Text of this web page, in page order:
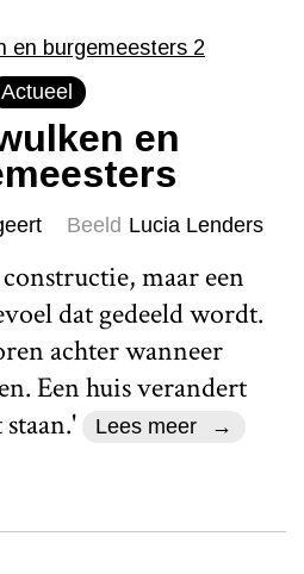
Actueel
en
Beeld Lucia Lenders
maar een
dat gedeeld wordt.
achter wanneer
Een huis verandert
Lees meer